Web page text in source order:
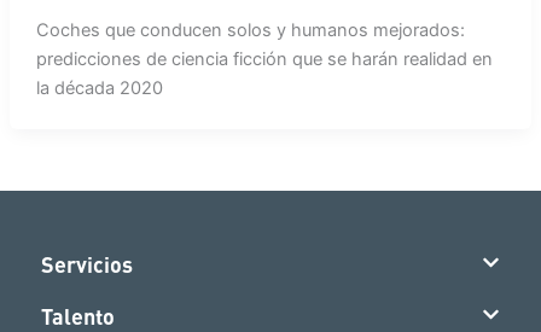
Coches que conducen solos y humanos mejorados:
predicciones de ciencia ficción que se harán realidad en
la década 2020
Servicios
Talento